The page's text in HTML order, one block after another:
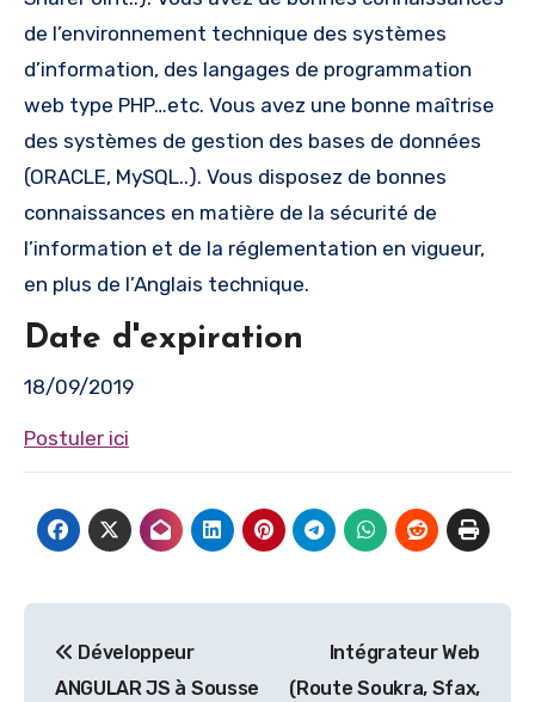
de l’environnement technique des systèmes
d’information, des langages de programmation
web type PHP…etc. Vous avez une bonne maîtrise
des systèmes de gestion des bases de données
(ORACLE, MySQL..). Vous disposez de bonnes
connaissances en matière de la sécurité de
l’information et de la réglementation en vigueur,
en plus de l’Anglais technique.
Date d'expiration
18/09/2019
Postuler ici
de
Développeur
ANGULAR JS à Sousse
Intégrateur Web
(Route Soukra, Sfax,